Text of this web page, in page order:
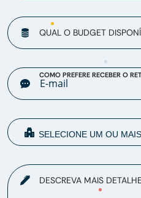
QUAL O BUDGET
COMO PREFERE RECEBER O
DESCREVA MAIS